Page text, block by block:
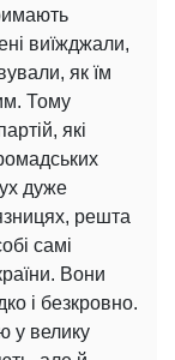
виїжджали,
як їм
Тому
які
дуже
решта
самі
Вони
і безкровно.
у велику